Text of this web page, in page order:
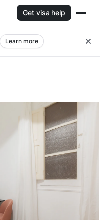
Get visa help
Learn more